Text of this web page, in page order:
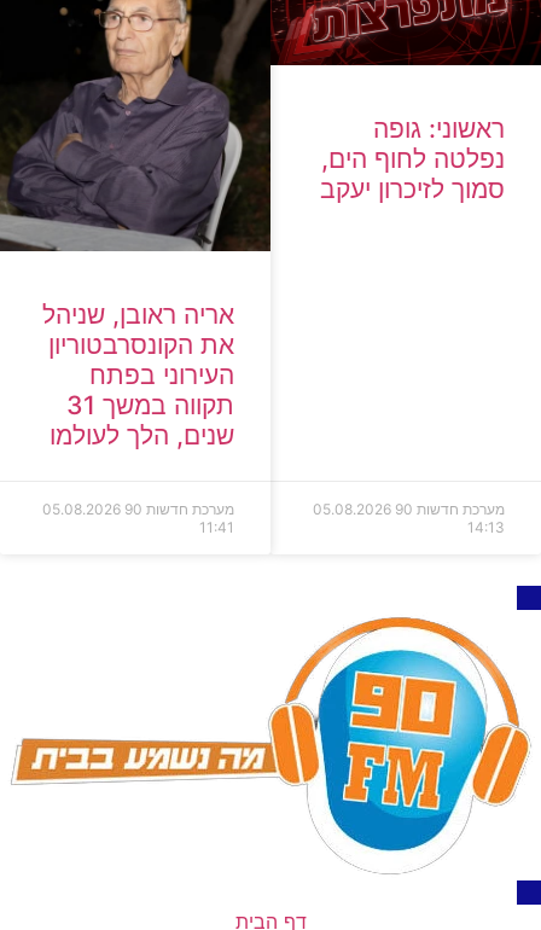
ראשוני: גופה
נפלטה לחוף הים,
סמוך לזיכרון יעקב
מערכת חדשות 90
05.08.2026
14:13
אריה ראובן, שניהל
את הקונסרבטוריון
העירוני בפתח
תקווה במשך 31
שנים, הלך לעולמו
מערכת חדשות 90
05.08.2026
11:41
דף הבית